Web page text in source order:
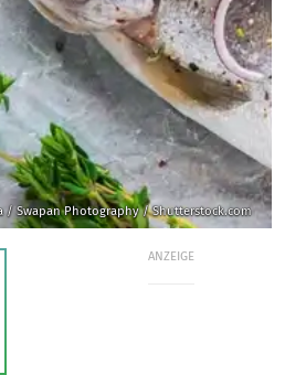
Swapan Photography / Shutterstock.com
ANZEIGE